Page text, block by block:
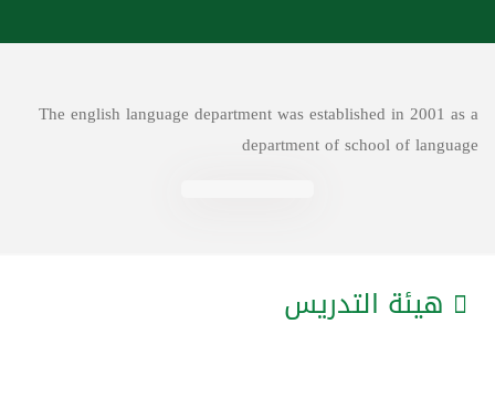
The english language department was established in 2001 as a
department of school of language
هيئة التدريس